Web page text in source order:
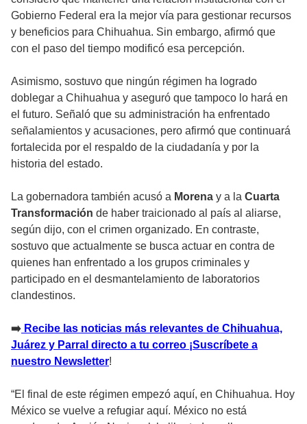
Gobierno Federal era la mejor vía para gestionar recursos
y beneficios para Chihuahua. Sin embargo, afirmó que
con el paso del tiempo modificó esa percepción.
Asimismo, sostuvo que ningún régimen ha logrado
doblegar a Chihuahua y aseguró que tampoco lo hará en
el futuro. Señaló que su administración ha enfrentado
señalamientos y acusaciones, pero afirmó que continuará
fortalecida por el respaldo de la ciudadanía y por la
historia del estado.
La gobernadora también acusó a Morena y a la Cuarta
Transformación de haber traicionado al país al aliarse,
según dijo, con el crimen organizado. En contraste,
sostuvo que actualmente se busca actuar en contra de
quienes han enfrentado a los grupos criminales y
participado en el desmantelamiento de laboratorios
clandestinos.
➡️ Recibe las noticias más relevantes de Chihuahua,
Juárez y Parral directo a tu correo ¡Suscríbete a
nuestro Newsletter!
“El final de este régimen empezó aquí, en Chihuahua. Hoy
México se vuelve a refugiar aquí. México no está